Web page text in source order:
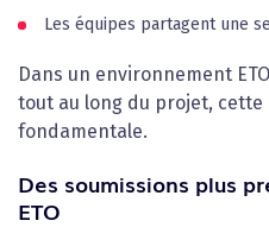
Les équipes partagent une
Dans un environnement
tout au long du projet,
fondamentale.
Des soumissions plus
ETO